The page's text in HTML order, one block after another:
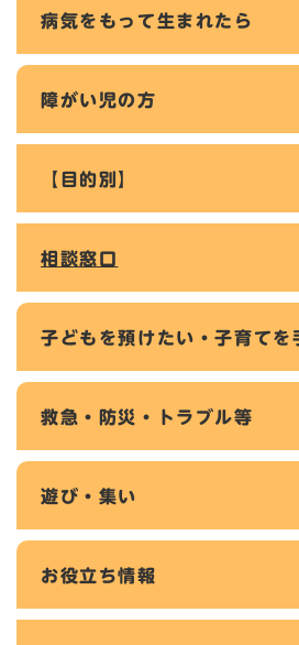
病気をもって生まれたら
障がい児の方
【目的別】
相談窓口
子どもを預けたい・子育てを
救急・防災・トラブル等
遊び・集い
お役立ち情報